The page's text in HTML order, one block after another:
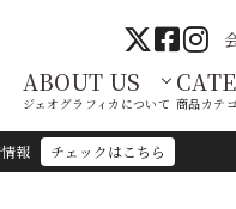
報 チェックはこちら
ABOUT US
ジェオグラフィカについて 商品カテ